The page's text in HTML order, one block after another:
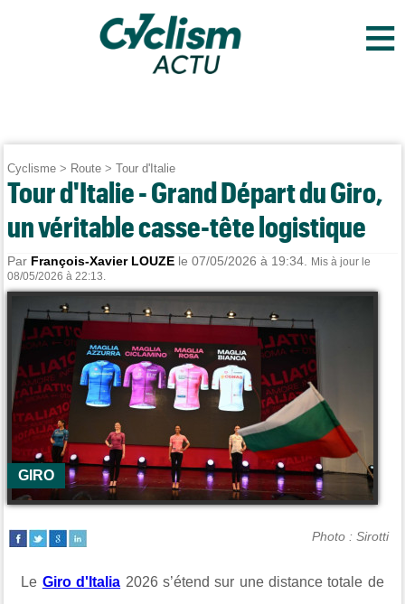
≡
Cyclisme > Route >Tour d'Italie
Tour d'Italie - Grand Départ du Giro,
un véritable casse-tête logistique
Par François-Xavier LOUZE le 07/05/2026 à 19:34.
Mis à jour le
08/05/2026 à 22:13.
GIRO
Photo : Sirotti
Le Giro d'Italia 2026 s’étend sur une distance totale de